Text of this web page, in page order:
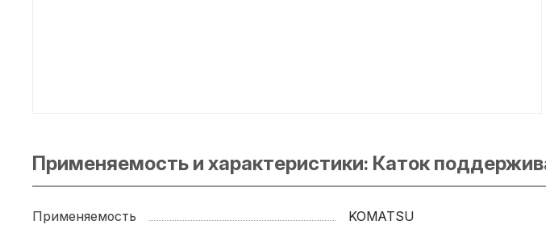
Применяемость и характеристики: Каток
Применяемость KOMATSU